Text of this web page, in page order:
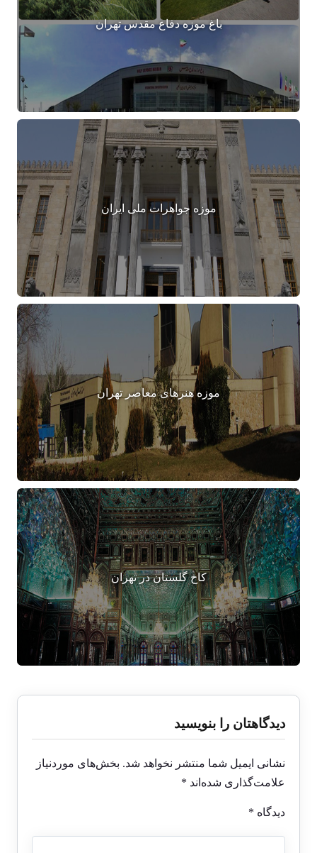
باغ موزه دفاع مقدس تهران
موزه جواهرات ملی ایران
موزه هنرهای معاصر تهران
کاخ گلستان در تهران
دیدگاهتان را بنویسید
نشانی ایمیل شما منتشر نخواهد شد. بخش‌های موردنیاز
علامت‌گذاری شده‌اند *
دیدگاه *